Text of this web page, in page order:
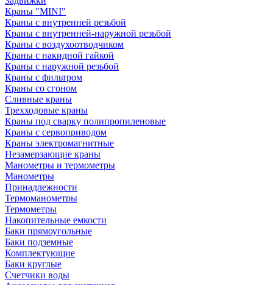
Краны "MINI"
Краны с внутренней резьбой
Краны с внутренней-наружной резьбой
Краны с воздухоотводчиком
Краны с накидной гайкой
Краны с наружной резьбой
Краны с фильтром
Краны со сгоном
Сливные краны
Трехходовые краны
Краны под сварку полипропиленовые
Краны с сервоприводом
Краны электромагнитные
Незамерзающие краны
Манометры и термометры
Манометры
Принадлежности
Термоманометры
Термометры
Накопительные емкости
Баки прямоугольные
Баки подземные
Комплектующие
Баки круглые
Счетчики воды